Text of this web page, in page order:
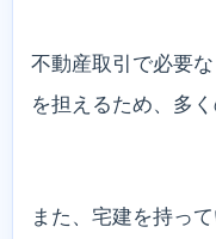
不動産取引で必要
を担えるため、多
また、宅建を持っ